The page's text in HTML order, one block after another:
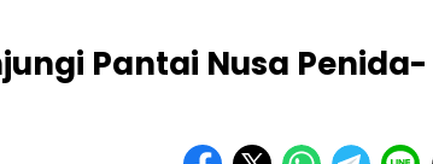
Pantai Nusa Penida-